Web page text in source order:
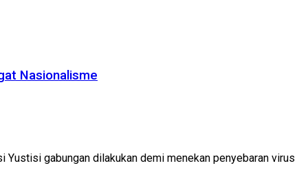
Nasionalisme
Yustisi gabungan dilakukan demi menekan penyebaran virus